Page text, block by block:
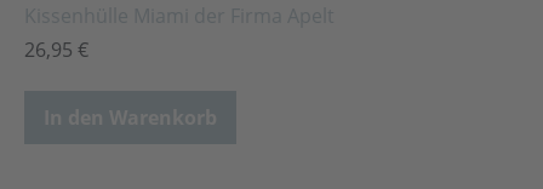
26,95 €